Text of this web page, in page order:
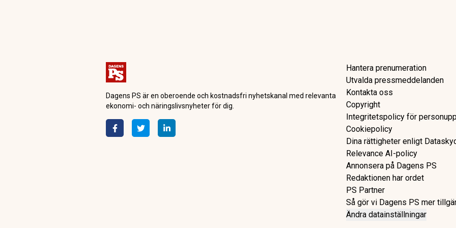
Dagensps.se
Saudiarabien bygger världens högsta
passerar den Burj Khalifa